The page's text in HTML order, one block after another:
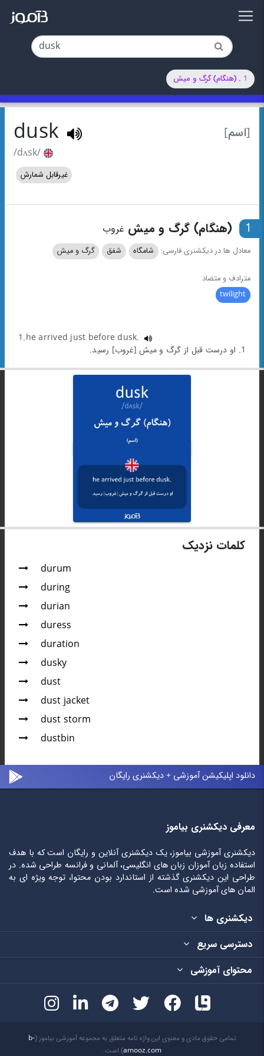
1 . (هنگام) گرگ و میش
[اسم] dusk
/dʌsk/
غیرقابل شمارش
1 (هنگام) گرگ و میش غروب
معادل ها در دیکشنری فارسی: شامگاه شفق گرگ و میش
مترادف و متضاد
twilight
1.he arrived just before dusk.
1. او درست قبل از گرگ و میش [غروب] رسید.
کلمات نزدیک
durum
during
durian
duress
duration
dusky
dust
dust jacket
dust storm
dustbin
دانلود اپلیکیشن آموزشی + دیکشنری رایگان
معرفی دیکشنری بیاموز
دیکشنری آموزشی بیاموز، یک دیکشنری آنلاین و رایگان است که با هدف
استفاده زبان آموزان زبان های انگلیسی، آلمانی و فرانسه طراحی شده. در
طراحی این دیکشنری گذشته از استاندارد بودن محتوا، توجه ویژه ای به
المان های آموزشی شده است.
دیکشنری ها
دسترسی سریع
محتوای آموزشی
تمامی حقوق مادی و معنوی این واژه نامه متعلق به مجموعه آموزشی بیاموز (b-
amooz.com) است.